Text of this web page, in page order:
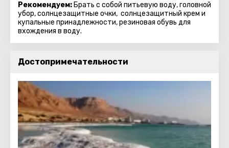
Рекомендуем: Брать с собой питьевую воду, головной
убор, солнцезащитные очки, солнцезащитный крем и
купальные принадлежности, резиновая обувь для
вхождения в воду.
Достопримечательности